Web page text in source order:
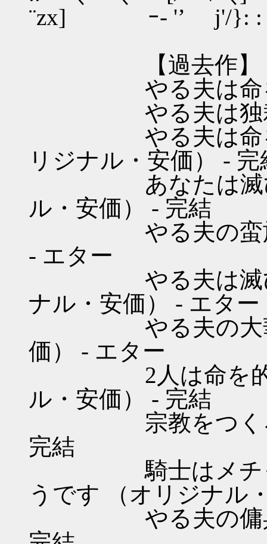
¨zx] ｰ- '’ j'/}: :
【過去作】
やる夫は命を的
やる夫は独裁制
やる夫は命を的
リジナル・安価） - 完
あなたは滅びを
ル・安価） - 完結
やる夫の蛮族経
- エター
やる夫は滅びに
ナル・安価） - エター
やる夫の大華旅
価） - エター
2人は命を的に
ル・安価） - 完結
宗教をつくろう!
完結
騎士はメチャシ
うです （オリジナル
やる夫の傭兵道